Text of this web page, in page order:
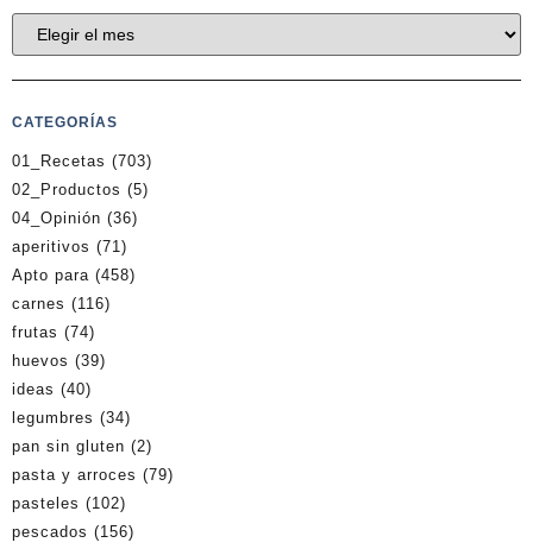
CATEGORÍAS
01_Recetas (703)
02_Productos (5)
04_Opinión (36)
aperitivos (71)
Apto para (458)
carnes (116)
frutas (74)
huevos (39)
ideas (40)
legumbres (34)
pan sin gluten (2)
pasta y arroces (79)
pasteles (102)
pescados (156)